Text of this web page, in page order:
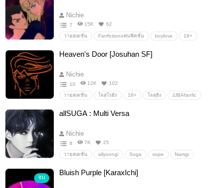
Nichie
7 15K 62
วายสเตชั่น Fanfictionแฟนฟิคชั่น boylove 18+
passione dio jojo goldenwind
ฟิคโจโจ้
Heaven's Door [Josuhan SF]
Nichie
10 12K 102
วายสเตชั่น โจสุโรฮัง 18+ โจสุฮัง JJBAfanfic
allSUGA : Multi Versa
Nichie
8 7K 25
วายสเตชั่น allyoongi Suga sope Namgi
ลัทธิยุนกิเคะ jinga kookga
จบ
Bluish Purple [KaraxIchi]